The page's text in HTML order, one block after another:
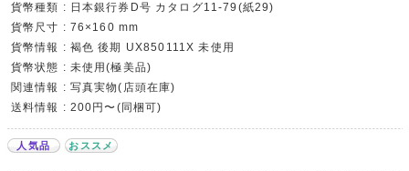
貨幣種類 : 日本銀行券D号 カタログ11-79(紙29)
貨幣尺寸 : 76×160 mm
貨幣情報 : 褐色 後期 UX850111X 未使用
貨幣状態 : 未使用(極美品)
関連情報 : 写真実物(店頭在庫)
送料情報 : 200円〜(同梱可)
人気品 おススメ